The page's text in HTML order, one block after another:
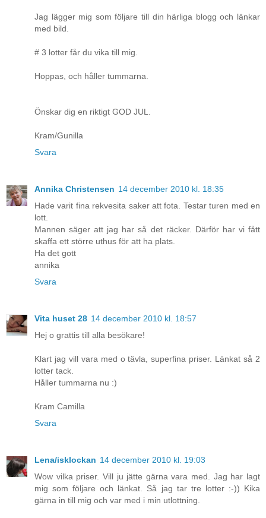
Jag lägger mig som följare till din härliga blogg och länkar
med bild.
# 3 lotter får du vika till mig.
Hoppas, och håller tummarna.
Önskar dig en riktigt GOD JUL.
Kram/Gunilla
Svara
Annika Christensen 14 december 2010 kl. 18:35
Hade varit fina rekvesita saker att fota. Testar turen med en
lott.
Mannen säger att jag har så det räcker. Därför har vi fått
skaffa ett större uthus för att ha plats.
Ha det gott
annika
Svara
Vita huset 28 14 december 2010 kl. 18:57
Hej o grattis till alla besökare!
Klart jag vill vara med o tävla, superfina priser. Länkat så 2
lotter tack.
Håller tummarna nu :)
Kram Camilla
Svara
Lena/isklockan 14 december 2010 kl. 19:03
Wow vilka priser. Vill ju jätte gärna vara med. Jag har lagt
mig som följare och länkat. Så jag tar tre lotter :-)) Kika
gärna in till mig och var med i min utlottning.